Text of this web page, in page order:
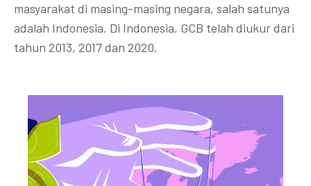
masyarakat di masing-masing negara, salah satunya
adalah Indonesia. Di Indonesia, GCB telah diukur dari
tahun 2013, 2017 dan 2020.